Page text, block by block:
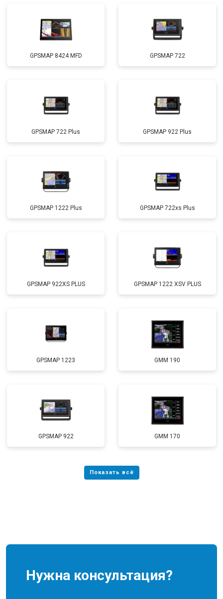
GPSMAP 8424 MFD GPSMAP 722
GPSMAP 722 Plus GPSMAP 922 Plus
GPSMAP 1222 Plus GPSMAP 722xs Plus
GPSMAP 922XS PLUS GPSMAP 1222 XSV PLUS
GPSMAP 1223 GMM 190
GPSMAP 922 GMM 170
Нужна консультация?